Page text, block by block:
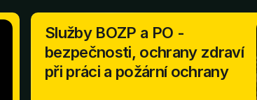
Služby BOZP a PO -
bezpečnosti, ochrany zdraví
při práci a požární ochrany